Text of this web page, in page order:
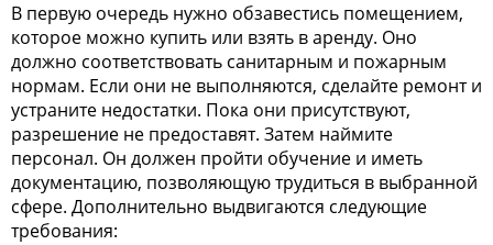
В первую очередь нужно обзавестись помещением,
которое можно купить или взять в аренду. Оно
должно соответствовать санитарным и пожарным
нормам. Если они не выполняются, сделайте ремонт и
устраните недостатки. Пока они присутствуют,
разрешение не предоставят. Затем наймите
персонал. Он должен пройти обучение и иметь
документацию, позволяющую трудиться в выбранной
сфере. Дополнительно выдвигаются следующие
требования: